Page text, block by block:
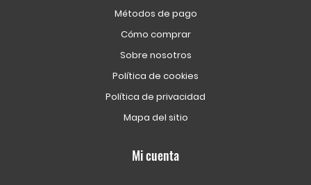
Métodos de pago
Cómo comprar
Sobre nosotros
Política de cookies
Política de privacidad
Mapa del sitio
Mi cuenta